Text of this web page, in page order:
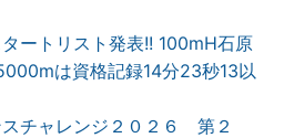
ートリスト発表!! 100mH石原
は資格記録14分23秒13以
スチャレンジ２０２６ 第２